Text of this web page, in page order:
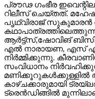
പ്രൗഢ ഗംഭീര
റിലീസ് ചെയ്തത്.
പൃഥ്വിരാജ് സുകുമാരൻ
ആർട്ട്സ്,ഷോവിങ്
എൽ നാരായണ, എസ്
നിർമ്മിക്കുന്നു.
സംവിധാനം
മണിക്കൂറുകൾക്കുള്ളിൽ
കാഴ്ചക്കാരുമായി
ട്രെൻഡിങ്ങിൽ